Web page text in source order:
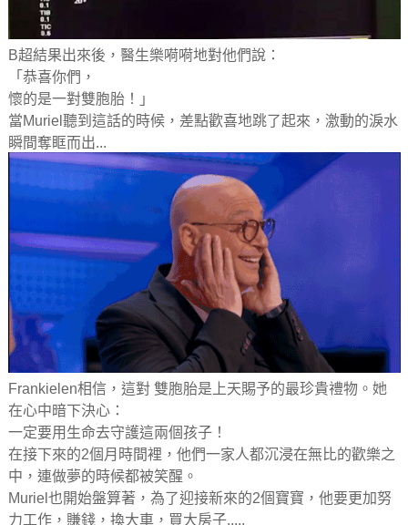
B超結果出來後，醫生樂嗬嗬地對他們說：
「恭喜你們，
懷的是一對雙胞胎！」
當Muriel聽到這話的時候，差點歡喜地跳了起來，激動的淚水
瞬間奪眶而出...
Frankielen相信，這對 雙胞胎是上天賜予的最珍貴禮物。她
在心中暗下決心：
一定要用生命去守護這兩個孩子！
在接下來的2個月時間裡，他們一家人都沉浸在無比的歡樂之
中，連做夢的時候都被笑醒。
Muriel也開始盤算著，為了迎接新來的2個寶寶，他要更加努
力工作，賺錢，換大車，買大房子.....